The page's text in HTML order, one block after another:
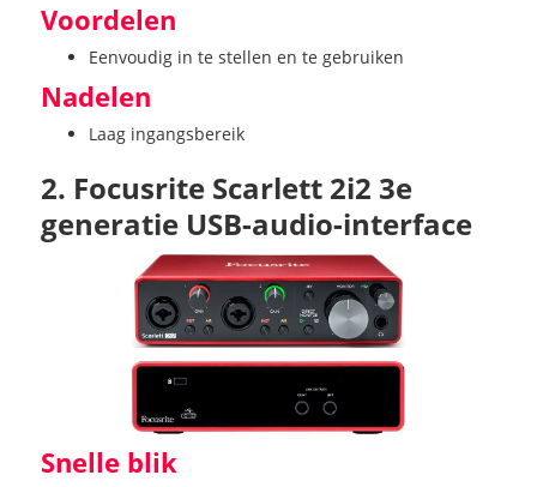
Voordelen
Eenvoudig in te stellen en te gebruiken
Nadelen
Laag ingangsbereik
2. Focusrite Scarlett 2i2 3e
generatie USB-audio-interface
Snelle blik